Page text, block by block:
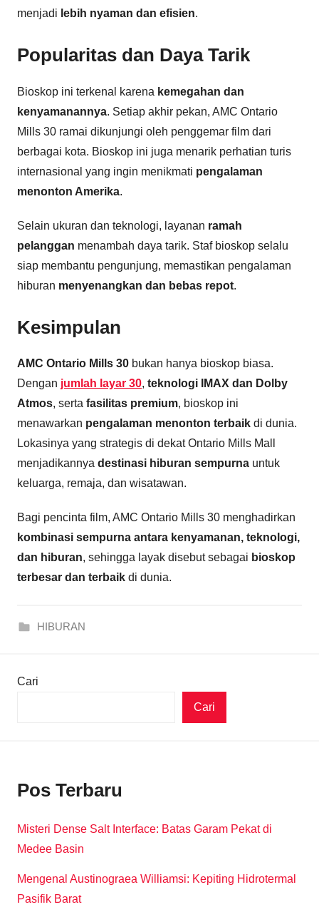
menjadi lebih nyaman dan efisien.
Popularitas dan Daya Tarik
Bioskop ini terkenal karena kemegahan dan
kenyamanannya. Setiap akhir pekan, AMC Ontario
Mills 30 ramai dikunjungi oleh penggemar film dari
berbagai kota. Bioskop ini juga menarik perhatian turis
internasional yang ingin menikmati pengalaman
menonton Amerika.
Selain ukuran dan teknologi, layanan ramah
pelanggan menambah daya tarik. Staf bioskop selalu
siap membantu pengunjung, memastikan pengalaman
hiburan menyenangkan dan bebas repot.
Kesimpulan
AMC Ontario Mills 30 bukan hanya bioskop biasa.
Dengan jumlah layar 30, teknologi IMAX dan Dolby
Atmos, serta fasilitas premium, bioskop ini
menawarkan pengalaman menonton terbaik di dunia.
Lokasinya yang strategis di dekat Ontario Mills Mall
menjadikannya destinasi hiburan sempurna untuk
keluarga, remaja, dan wisatawan.
Bagi pencinta film, AMC Ontario Mills 30 menghadirkan
kombinasi sempurna antara kenyamanan, teknologi,
dan hiburan, sehingga layak disebut sebagai bioskop
terbesar dan terbaik di dunia.
HIBURAN
Cari
Cari
Pos Terbaru
Misteri Dense Salt Interface: Batas Garam Pekat di
Medee Basin
Mengenal Austinograea Williamsi: Kepiting Hidrotermal
Pasifik Barat